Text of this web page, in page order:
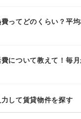
ってどのくらい？平
について教えて！毎
して賃貸物件を探す